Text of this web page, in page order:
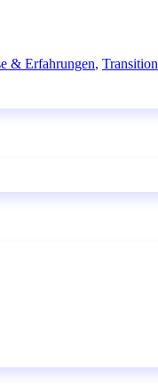
& Erfahrungen, Transition